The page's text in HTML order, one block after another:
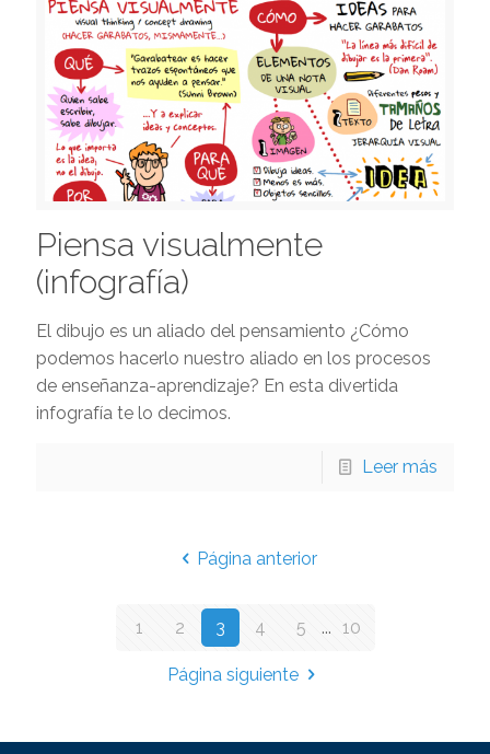
Piensa visualmente
(infografía)
El dibujo es un aliado del pensamiento ¿Cómo
podemos hacerlo nuestro aliado en los procesos
de enseñanza-aprendizaje? En esta divertida
infografía te lo decimos.
Leer más
Página anterior
1 2 3 4 5 ... 10
Página siguiente